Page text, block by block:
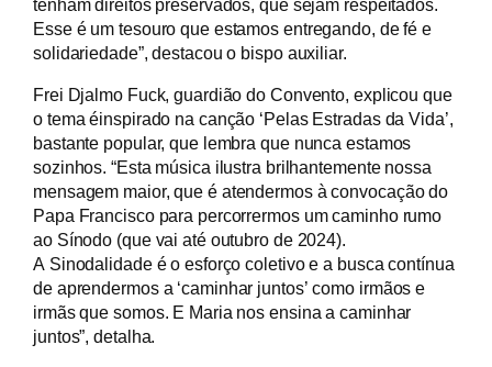
Esse é um tesouro que estamos entregando, de fé e
solidariedade”, destacou o bispo auxiliar.
Frei Djalmo Fuck, guardião do Convento, explicou que
o tema éinspirado na canção ‘Pelas Estradas da Vida’,
bastante popular, que lembra que nunca estamos
sozinhos. “Esta música ilustra brilhantemente nossa
mensagem maior, que é atendermos à convocação do
Papa Francisco para percorrermos um caminho rumo
ao Sínodo (que vai até outubro de 2024).
A Sinodalidade é o esforço coletivo e a busca contínua
de aprendermos a ‘caminhar juntos’ como irmãos e
irmãs que somos. E Maria nos ensina a caminhar
juntos”, detalha.